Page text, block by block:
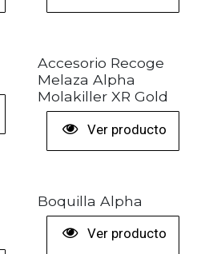
Accesorio Recoge
Melaza Alpha
Molakiller XR Gold
Ver producto
+ COLORES
Boquilla Alpha
Ver producto